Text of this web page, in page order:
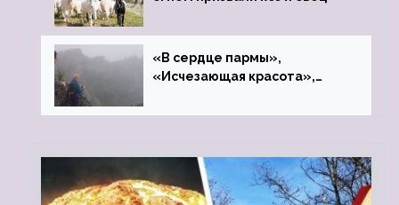
«В сердце пармы»,
«Исчезающая красота»,